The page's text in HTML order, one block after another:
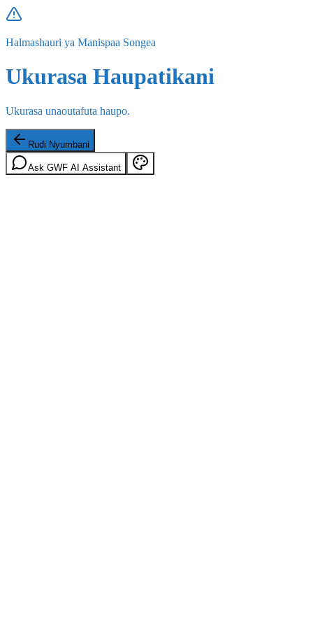
Halmashauri ya Manispaa Songea
Ukurasa Haupatikani
Ukurasa unaoutafuta haupo.
Rudi Nyumbani
Ask GWF AI Assistant